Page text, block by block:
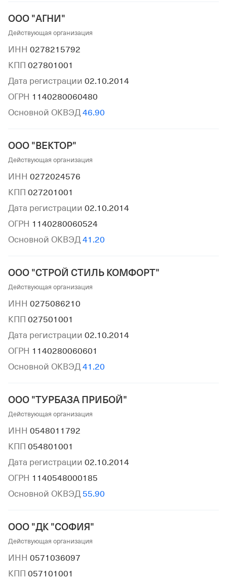
ООО "АГНИ"
Действующая организация
ИНН 0278215792
КПП 027801001
Дата регистрации 02.10.2014
ОГРН 1140280060480
Основной ОКВЭД 46.90
ООО "ВЕКТОР"
Действующая организация
ИНН 0272024576
КПП 027201001
Дата регистрации 02.10.2014
ОГРН 1140280060524
Основной ОКВЭД 41.20
ООО "СТРОЙ СТИЛЬ КОМФОРТ"
Действующая организация
ИНН 0275086210
КПП 027501001
Дата регистрации 02.10.2014
ОГРН 1140280060601
Основной ОКВЭД 41.20
ООО "ТУРБАЗА ПРИБОЙ"
Действующая организация
ИНН 0548011792
КПП 054801001
Дата регистрации 02.10.2014
ОГРН 1140548000185
Основной ОКВЭД 55.90
ООО "ДК "СОФИЯ"
Действующая организация
ИНН 0571036097
КПП 057101001